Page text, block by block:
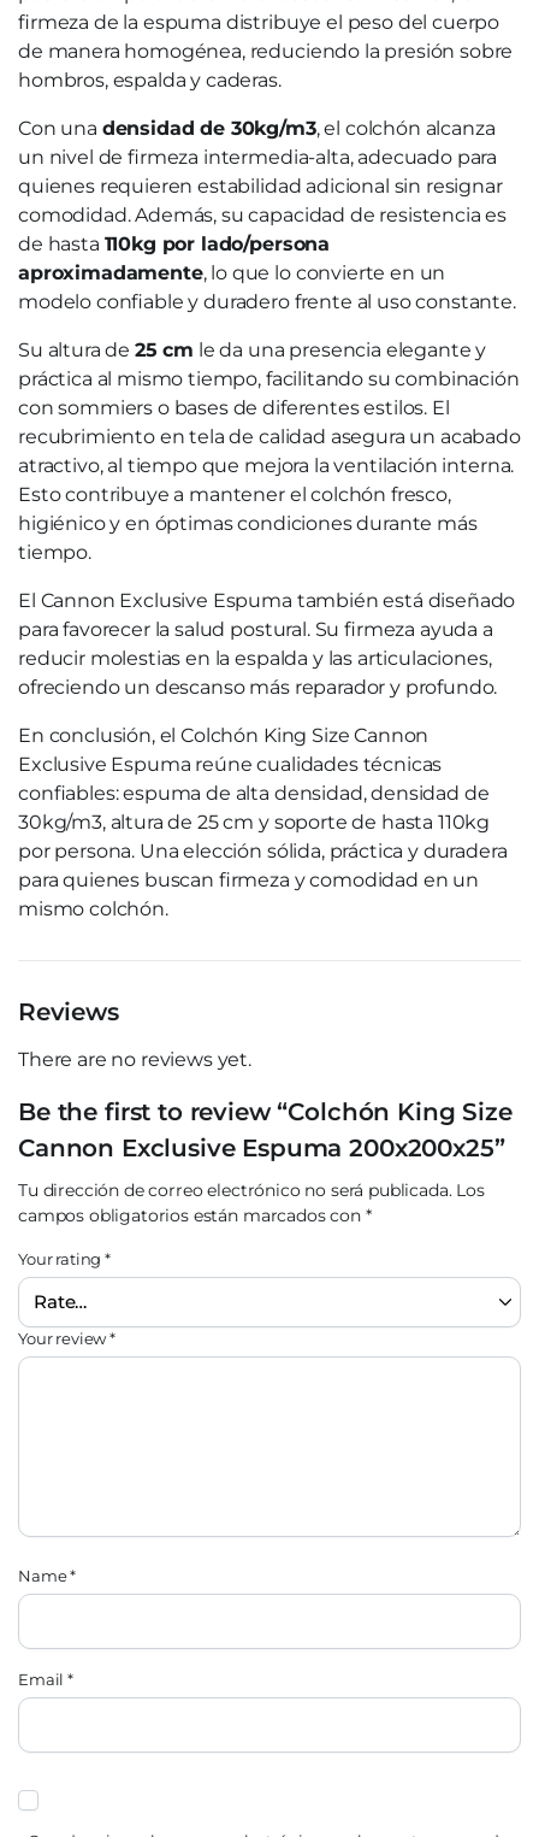
firmeza de la espuma distribuye el peso del cuerpo
de manera homogénea, reduciendo la presión sobre
hombros, espalda y caderas.
Con una densidad de 30kg/m3, el colchón alcanza
un nivel de firmeza intermedia-alta, adecuado para
quienes requieren estabilidad adicional sin resignar
comodidad. Además, su capacidad de resistencia es
de hasta 110kg por lado/persona
aproximadamente, lo que lo convierte en un
modelo confiable y duradero frente al uso constante.
Su altura de 25 cm le da una presencia elegante y
práctica al mismo tiempo, facilitando su combinación
con sommiers o bases de diferentes estilos. El
recubrimiento en tela de calidad asegura un acabado
atractivo, al tiempo que mejora la ventilación interna.
Esto contribuye a mantener el colchón fresco,
higiénico y en óptimas condiciones durante más
tiempo.
El Cannon Exclusive Espuma también está diseñado
para favorecer la salud postural. Su firmeza ayuda a
reducir molestias en la espalda y las articulaciones,
ofreciendo un descanso más reparador y profundo.
En conclusión, el Colchón King Size Cannon
Exclusive Espuma reúne cualidades técnicas
confiables: espuma de alta densidad, densidad de
30kg/m3, altura de 25 cm y soporte de hasta 110kg
por persona. Una elección sólida, práctica y duradera
para quienes buscan firmeza y comodidad en un
mismo colchón.
Reviews
There are no reviews yet.
Be the first to review “Colchón King Size
Cannon Exclusive Espuma 200x200x25”
Tu dirección de correo electrónico no será publicada. Los
campos obligatorios están marcados con *
Your rating*
Your review*
Name*
Email*